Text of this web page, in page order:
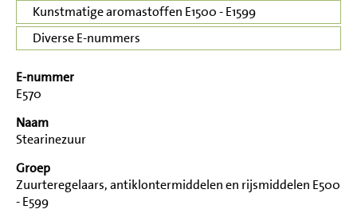
Kunstmatige aromastoffen E1500 - E1599
Diverse E-nummers
E-nummer
E570
Naam
Stearinezuur
Groep
Zuurteregelaars, antiklontermiddelen en rijsmiddelen E500
- E599